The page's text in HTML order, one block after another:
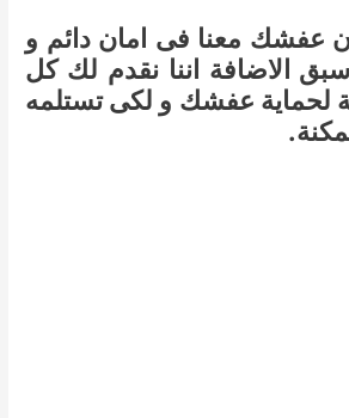
عفشك معنا فى امان دائم و
الاضافة اننا نقدم لك كل
لحماية عفشك و لكى تستلمه